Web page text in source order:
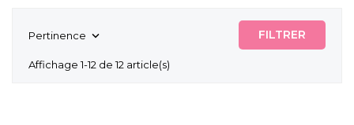
Pertinence  FILTRER
Affichage 1-12 de 12 article(s)